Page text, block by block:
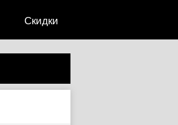
Скидки